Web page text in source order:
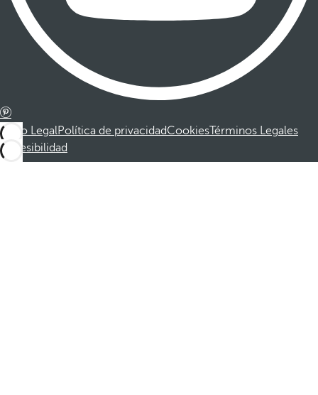
Aviso LegalPolítica de privacidadCookiesTérminos Legales
Accesibilidad